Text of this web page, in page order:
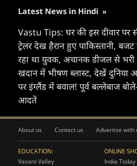
Latest News in Hindi »
Vastu Tips: घर की इस दीवार पर
ट्रेलर देख हैरान हुए पाकिस्तानी,
रहा था युवक, अचानक डीजल से भरी
खदान में भीषण ब्लास्ट, देखें
पर इंग्लैंड में बवाल! पूर्व बल्लेबाज
आदतें
About us Contact us Advertise with
EDUCATION:
Vasant Valley
ONLINE
India